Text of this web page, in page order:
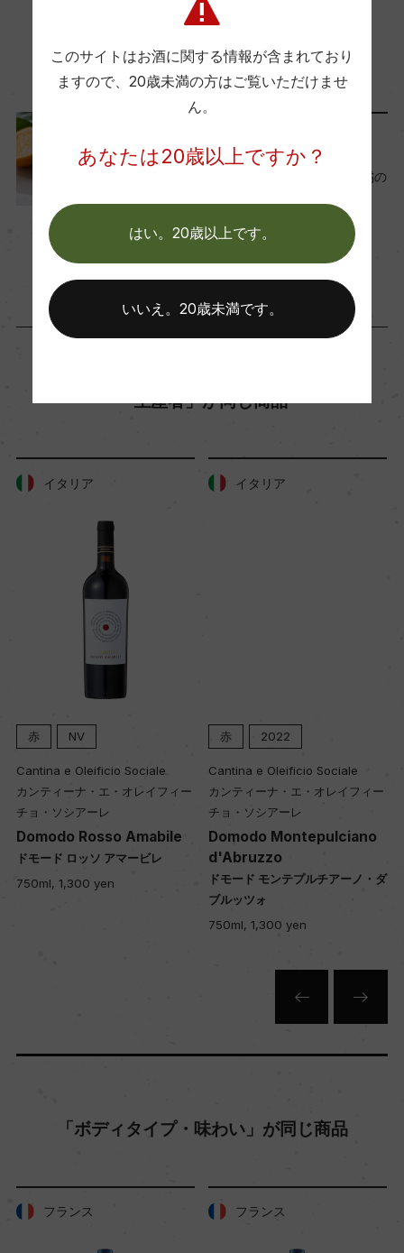
Wine Advocate 獲得点
国内ワイン専門誌評価歴
ー
Wine Spectator 得点
醗酵・熟成
13000
ー
土壌
ー
白
この商品に関連する記事
爽やかな夏にぴったり！柑橘の
「生産者」が同じ商品
イタリア
赤 NV
Cantina e Oleificio Sociale
カンティーナ・エ・オレイフィー
チョ・ソシアーレ
Domodo Rosso Amabile
ドモード ロッソ アマービレ
750ml, 1,300 yen
イタリア
赤 2022
Cantina e Oleificio Sociale
カンティーナ・エ・オレイフィー
チョ・ソシアーレ
Domodo Montepulciano
d'Abruzzo
ドモード モンテプルチアーノ・ダ
ブルッツォ
750ml, 1,300 yen
「ボディタイプ・味わい」が同じ商品
フランス フランス
このサイトはお酒に関する情報が含まれており
ますので、 20歳未満の方はご覧いただけませ
ん。
あなたは20歳以上ですか？
はい。20歳以上です。
いいえ。20歳未満です。